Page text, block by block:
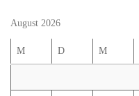
August 2026
M D M